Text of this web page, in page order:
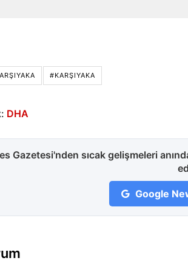
#KARŞIYAKA
DHA
Gazetesi'nden sıcak gelişmeleri
Google